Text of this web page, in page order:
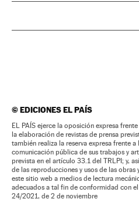
©EDICIONES EL PAÍS
EL PAÍS ejerce la oposición expresa
la elaboración de revistas de prensa
también realiza la reserva expresa frente
comunicación pública de sus trabajos y
prevista en el artículo 33.1 del TRLPI; y,
de las reproducciones y usos de las
este sitio web a medios de lectura
adecuados a tal fin de conformidad con
24/2021, de 2 de noviembre